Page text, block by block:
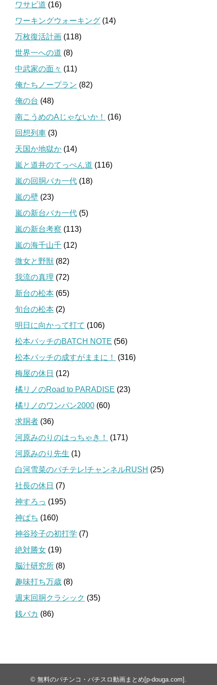
ワサビ道 (16)
ワーキングウォーキング (14)
万枚復活計画 (118)
世界一への道 (8)
中武家の面々 (11)
俺たちノープラン (82)
俺の台 (48)
南こうめのAじゃないか！
(16)
回想列車 (3)
天国か地獄か (14)
嵐と道井のてっぺん道 (116)
嵐の回胴バカ一代 (18)
嵐の壁 (23)
嵐の新台バカ一代 (5)
嵐の新台考察 (113)
嵐の海千山千 (12)
微女と野獣 (82)
我流の真理 (72)
新台の松本 (65)
旬台の松本 (2)
明日に向かって打て (106)
松本バッチのBATCH NOTE (56)
松本バッチの成すがままに！
(316)
梅屋の休日 (12)
橘リノのRoad to PARADISE (23)
橘リノのワンパン2000 (60)
求胴者 (36)
河原みのりのはっちゃき！
(171)
河原みのり先生 (1)
白河雪菜のパチテレ!チャンネルRUSH (25)
社長の休日 (7)
神すろっ (195)
神ぱち (160)
神谷玲子の初打学 (7)
絶対勝女 (19)
脳汁研究所 (8)
趣味打ち万歳 (8)
週末回胴クラシック (35)
銭バカ (86)
© 無料のパチンコ・パチスロ動画まとめ[p-douga.com] .